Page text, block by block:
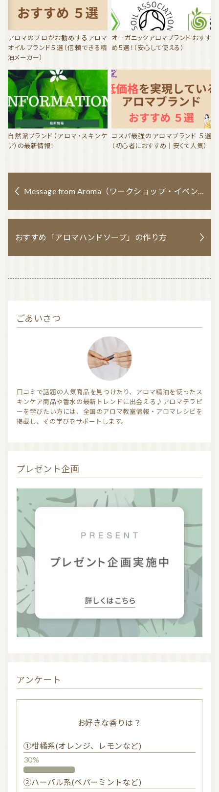
アロマのプロがお勧めするアロマ
オイルブランド５選（信頼できる精
油メーカー）
オーガニックアロマブランド おすす
め５選！（安心して使える）
自然派ブランド（アロマ・スキンケ
ア）の最新情報！
コスパ最強のアロマブランド ５選
（初心者におすすめ｜安くて人気）
Message from Aroma（ワークショップ・イベント出店情報）
おすすめ「アロマハンドソープ」の作り方
ごあいさつ
口コミで話題の人気商品を見つけたり、アロマ精油を使ったス
キンケア商品や香水の最新トレンドに出会える♪アロマテラピ
ーを学びたい方には、全国のアロマ教室情報・アロマレシピを
掲載し、その学びをサポートします。
プレゼント企画
アンケート
お好きな香りは？
①柑橘系(オレンジ、レモンなど)
30%
②ハーバル系(ペパーミントなど)